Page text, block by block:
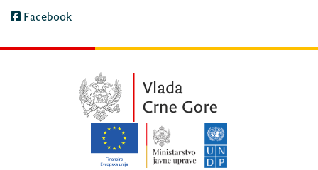
Facebook